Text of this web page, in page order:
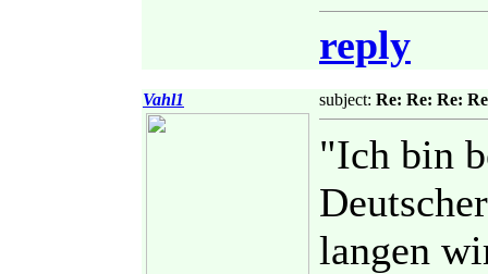
reply
Vahl1 subject: Re: Re: Re:
"Ich bin
langen